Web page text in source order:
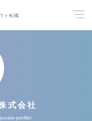
ト転職
式会社
profile/